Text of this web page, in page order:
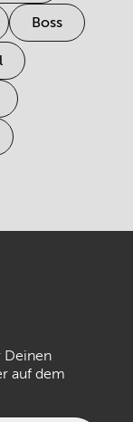
Boss
Deinen
auf dem